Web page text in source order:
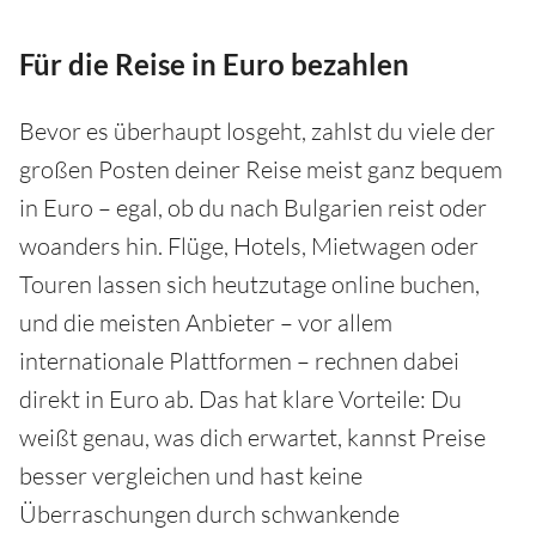
Für die Reise in Euro bezahlen
Bevor es überhaupt losgeht, zahlst du viele der
großen Posten deiner Reise meist ganz bequem
in Euro – egal, ob du nach Bulgarien reist oder
woanders hin. Flüge, Hotels, Mietwagen oder
Touren lassen sich heutzutage online buchen,
und die meisten Anbieter – vor allem
internationale Plattformen – rechnen dabei
direkt in Euro ab. Das hat klare Vorteile: Du
weißt genau, was dich erwartet, kannst Preise
besser vergleichen und hast keine
Überraschungen durch schwankende